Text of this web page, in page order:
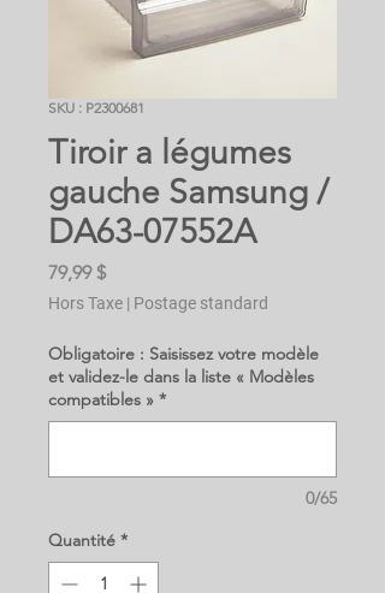
SKU : P2300681
Tiroir a légumes
gauche Samsung /
DA63-07552A
79,99 $Prix
Hors Taxe | Postage standard
Obligatoire : Saisissez votre modèle
et validez-le dans la liste « Modèles
compatibles » *
0/65
Quantité *